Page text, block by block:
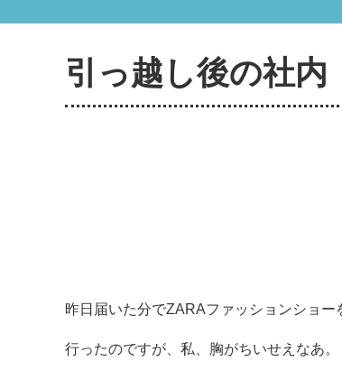
引っ越し後の社内
昨日届いた分でZARAファッションショー
行ったのですが、私、胸がちいせえなあ。